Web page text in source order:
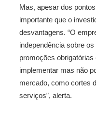
Mas, apesar dos
importante que o
desvantagens. “O
independência sobre
promoções
implementar mas não
mercado, como cortes
serviços”, alerta.